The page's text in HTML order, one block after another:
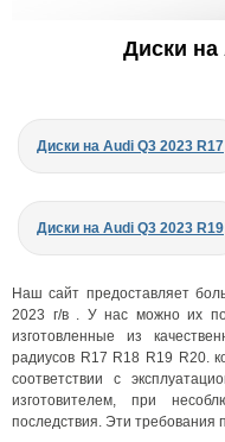
Диски на
Диски на Audi Q3 2023 R17
Диски на Audi Q3 2023 R19
Наш сайт предоставляет
2023 г/в . У нас можно их
изготовленные из
радиусов R17 R18 R19 R20.
соответствии с
изготовителем, при
последствия. Эти требования